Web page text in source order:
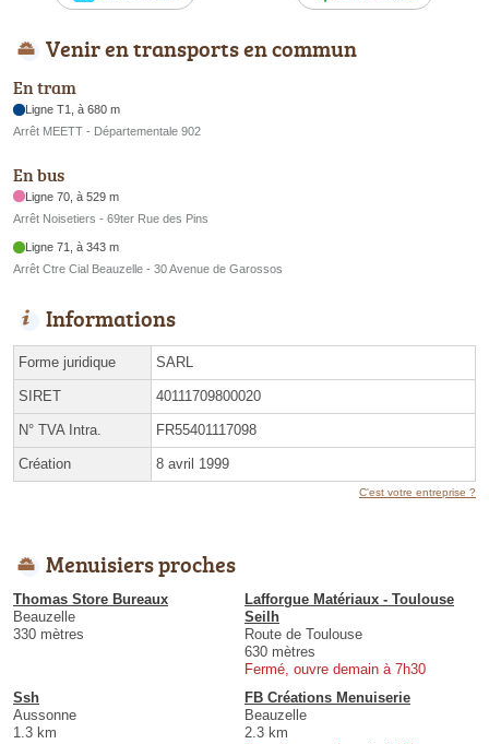
Venir en transports en commun
En tram
Ligne T1, à 680 m
Arrêt MEETT - Départementale 902
En bus
Ligne 70, à 529 m
Arrêt Noisetiers - 69ter Rue des Pins
Ligne 71, à 343 m
Arrêt Ctre Cial Beauzelle - 30 Avenue de Garossos
Informations
Forme juridique SARL
SIRET 40111709800020
N° TVA Intra. FR55401117098
Création 8 avril 1999
C'est votre entreprise ?
Menuisiers proches
Thomas Store Bureaux
Beauzelle
330 mètres
Lafforgue Matériaux - Toulouse
Seilh
Route de Toulouse
630 mètres
Fermé, ouvre demain à 7h30
Ssh
Aussonne
1.3 km
FB Créations Menuiserie
Beauzelle
2.3 km